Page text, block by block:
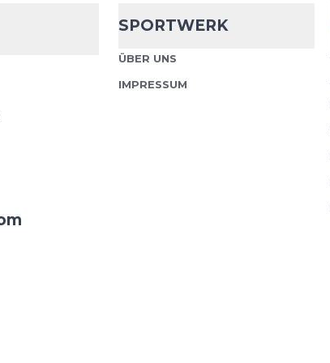
SPORTWERK
ÜBER UNS
IMPRESSUM